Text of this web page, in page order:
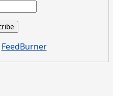
FeedBurner